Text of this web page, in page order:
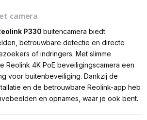
camera
P330 buitencamera biedt
betrouwbare detectie en directe
of indringers. Met slimme
Reolink 4K PoE beveiligingscamera een
voor buitenbeveiliging. Dankzij de
en de betrouwbare Reolink-app heb
en opnames, waar je ook bent.